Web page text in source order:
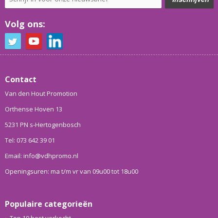
Volg ons:
Contact
Van den Hout Promotion
Orthense Hoven 13
5231 PN s-Hertogenbosch
Tel: 073 642 39 01
Email: info@vdhpromo.nl
Openingsuren: ma t/m vr van 09u00 tot 18u00
Populaire categorieën